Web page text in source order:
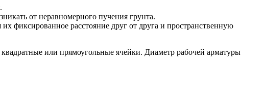
от неравномерного пучения грунта.
расстояние друг от друга и пространственную
или прямоугольные ячейки. Диаметр рабочей арматуры